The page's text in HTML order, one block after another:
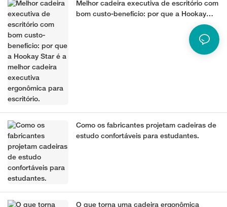
Melhor cadeira executiva de escritório com
bom custo-benefício: por que a Hookay
Como os fabricantes projetam cadeiras de
estudo confortáveis ​​para estudantes.
O que torna uma cadeira ergonômica